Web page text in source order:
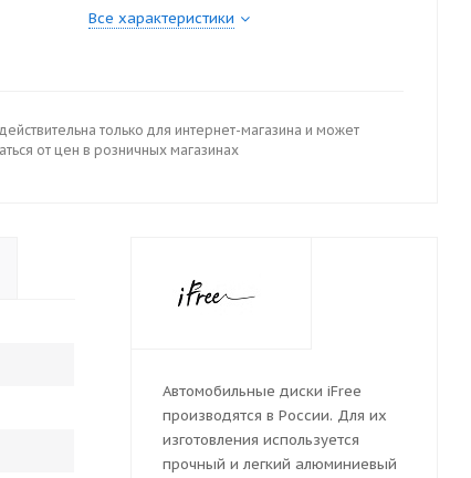
Все характеристики
только для интернет-магазина и может
от цен в розничных магазинах
Автомобильные диски iFree
производятся в России. Для их
изготовления используется
прочный и легкий алюминиевый